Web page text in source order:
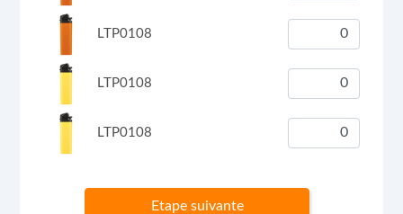
LTP0108
LTP0108
LTP0108
Etape suivante